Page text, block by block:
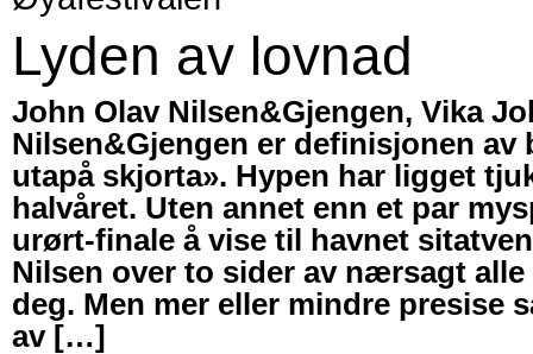
Lyden av lovnad
John Olav Nilsen&Gjengen, Vika
Nilsen&Gjengen er definisjonen av
utapå skjorta». Hypen har ligget
halvåret. Uten annet enn et par
urørt-finale å vise til havnet
Nilsen over to sider av nærsagt
deg. Men mer eller mindre presise
av […]